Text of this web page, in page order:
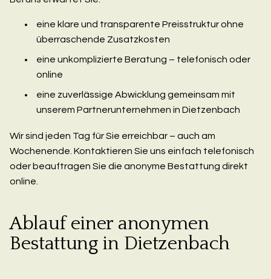
eine klare und transparente Preisstruktur ohne
überraschende Zusatzkosten
eine unkomplizierte Beratung – telefonisch oder
online
eine zuverlässige Abwicklung gemeinsam mit
unserem Partnerunternehmen in Dietzenbach
Wir sind jeden Tag für Sie erreichbar – auch am
Wochenende. Kontaktieren Sie uns einfach telefonisch
oder beauftragen Sie die anonyme Bestattung direkt
online.
Ablauf einer anonymen
Bestattung in Dietzenbach